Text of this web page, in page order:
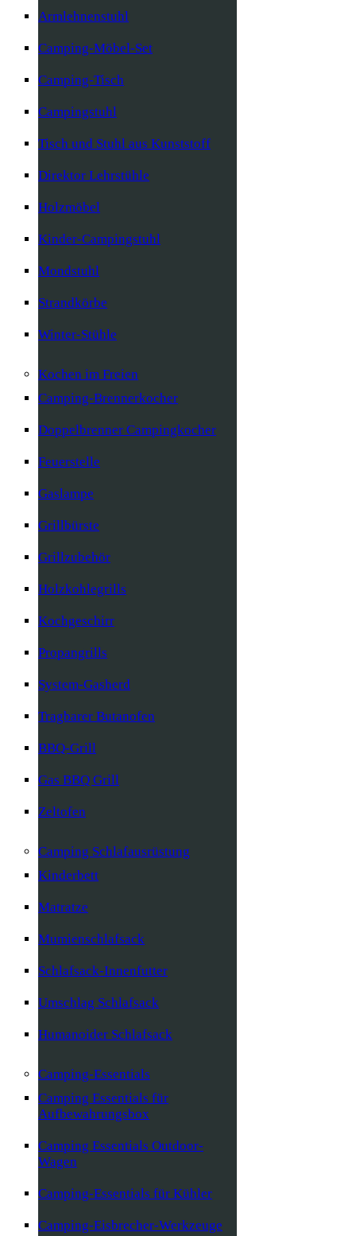
Armlehnenstuhl
Camping-Möbel-Set
Camping-Tisch
Campingstuhl
Tisch und Stuhl aus Kunststoff
Direktor Lehrstühle
Holzmöbel
Kinder-Campingstuhl
Mondstuhl
Strandkörbe
Winter-Stühle
Kochen im Freien
Camping-Brennerkocher
Doppelbrenner Campingkocher
Feuerstelle
Gaslampe
Grillbürste
Grillzubehör
Holzkohlegrills
Kochgeschirr
Propangrills
System-Gasherd
Tragbarer Butanofen
BBQ-Grill
Gas BBQ Grill
Zeltofen
Camping Schlafausrüstung
Kinderbett
Matratze
Mumienschlafsack
Schlafsack-Innenfutter
Umschlag Schlafsack
Humanoider Schlafsack
Camping-Essentials
Camping Essentials für
Aufbewahrungsbox
Camping Essentials Outdoor-
Wagen
Camping-Essentials für Kühler
Camping-Eisbrecher-Werkzeuge